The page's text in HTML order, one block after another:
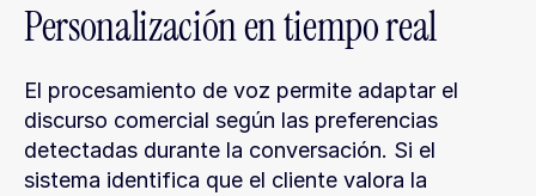
Personalización en tiempo real
El procesamiento de voz permite adaptar el
discurso comercial según las preferencias
detectadas durante la conversación. Si el
sistema identifica que el cliente valora la